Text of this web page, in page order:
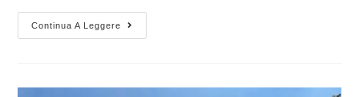
Continua A Leggere